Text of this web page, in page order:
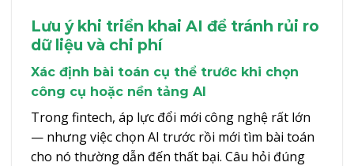
Lưu ý khi triển khai AI để tránh rủi ro
dữ liệu và chi phí
Xác định bài toán cụ thể trước khi chọn
công cụ hoặc nền tảng AI
Trong fintech, áp lực đổi mới công nghệ rất lớn
— nhưng việc chọn AI trước rồi mới tìm bài toán
cho nó thường dẫn đến thất bại. Câu hỏi đúng